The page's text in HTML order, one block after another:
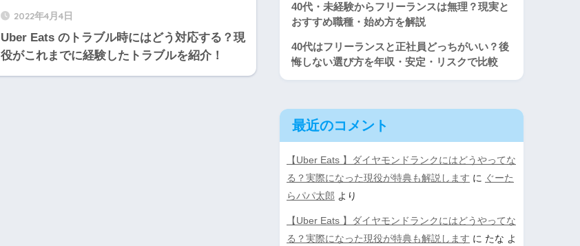
2022年4月4日
Uber Eats のトラブル時にはどう対応する？現
役がこれまでに経験したトラブルを紹介！
40代・未経験からフリーランスは無理？現実と
おすすめ職種・始め方を解説
40代はフリーランスと正社員どっちがいい？後
悔しない選び方を年収・安定・リスクで比較
最近のコメント
【Uber Eats 】ダイヤモンドランクにはどうやってな
る？実際になった現役が特典も解説します に ぐーた
らパパ太郎 より
【Uber Eats 】ダイヤモンドランクにはどうやってな
る？実際になった現役が特典も解説します に たな よ